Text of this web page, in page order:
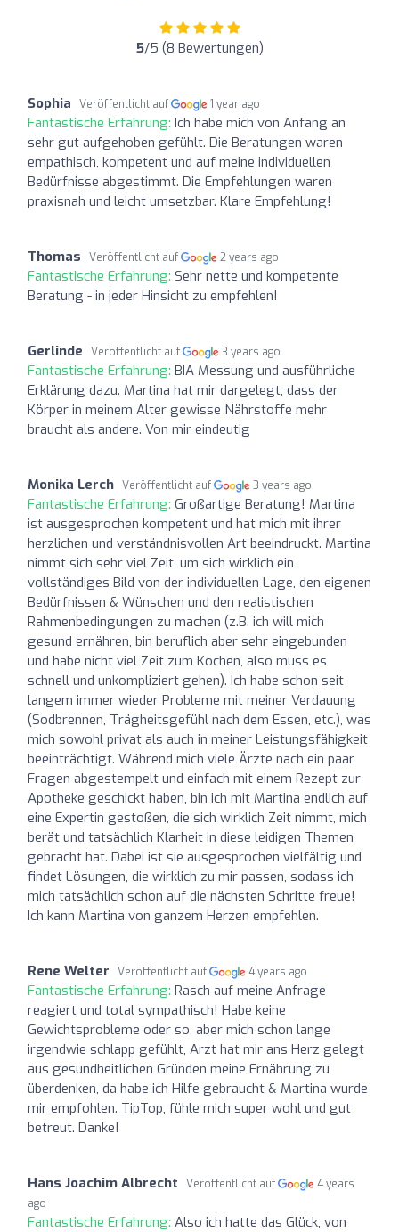
5/5 (8 Bewertungen)
Sophia Veröffentlicht auf 1 year ago
Fantastische Erfahrung: Ich habe mich von Anfang an
sehr gut aufgehoben gefühlt. Die Beratungen waren
empathisch, kompetent und auf meine individuellen
Bedürfnisse abgestimmt. Die Empfehlungen waren
praxisnah und leicht umsetzbar. Klare Empfehlung!
Thomas Veröffentlicht auf 2 years ago
Fantastische Erfahrung: Sehr nette und kompetente
Beratung - in jeder Hinsicht zu empfehlen!
Gerlinde Veröffentlicht auf 3 years ago
Fantastische Erfahrung: BIA Messung und ausführliche
Erklärung dazu. Martina hat mir dargelegt, dass der
Körper in meinem Alter gewisse Nährstoffe mehr
braucht als andere. Von mir eindeutig
Monika Lerch Veröffentlicht auf 3 years ago
Fantastische Erfahrung: Großartige Beratung! Martina
ist ausgesprochen kompetent und hat mich mit ihrer
herzlichen und verständnisvollen Art beeindruckt. Martina
nimmt sich sehr viel Zeit, um sich wirklich ein
vollständiges Bild von der individuellen Lage, den eigenen
Bedürfnissen & Wünschen und den realistischen
Rahmenbedingungen zu machen (z.B. ich will mich
gesund ernähren, bin beruflich aber sehr eingebunden
und habe nicht viel Zeit zum Kochen, also muss es
schnell und unkompliziert gehen). Ich habe schon seit
langem immer wieder Probleme mit meiner Verdauung
(Sodbrennen, Trägheitsgefühl nach dem Essen, etc.), was
mich sowohl privat als auch in meiner Leistungsfähigkeit
beeinträchtigt. Während mich viele Ärzte nach ein paar
Fragen abgestempelt und einfach mit einem Rezept zur
Apotheke geschickt haben, bin ich mit Martina endlich auf
eine Expertin gestoßen, die sich wirklich Zeit nimmt, mich
berät und tatsächlich Klarheit in diese leidigen Themen
gebracht hat. Dabei ist sie ausgesprochen vielfältig und
findet Lösungen, die wirklich zu mir passen, sodass ich
mich tatsächlich schon auf die nächsten Schritte freue!
Ich kann Martina von ganzem Herzen empfehlen.
Rene Welter Veröffentlicht auf 4 years ago
Fantastische Erfahrung: Rasch auf meine Anfrage
reagiert und total sympathisch! Habe keine
Gewichtsprobleme oder so, aber mich schon lange
irgendwie schlapp gefühlt, Arzt hat mir ans Herz gelegt
aus gesundheitlichen Gründen meine Ernährung zu
überdenken, da habe ich Hilfe gebraucht & Martina wurde
mir empfohlen. TipTop, fühle mich super wohl und gut
betreut. Danke!
Hans Joachim Albrecht Veröffentlicht auf
4 years
ago
Fantastische Erfahrung: Also ich hatte das Glück, von